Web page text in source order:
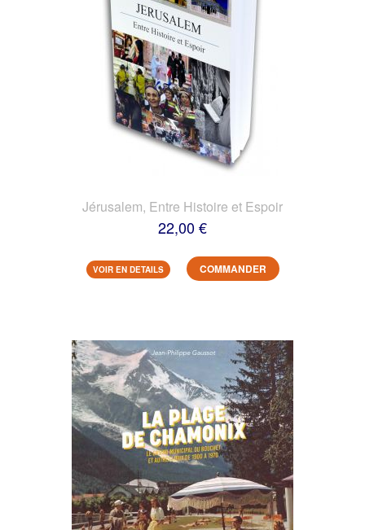
Jérusalem, Entre Histoire et Espoir
22,00 €
VOIR EN DETAILS COMMANDER